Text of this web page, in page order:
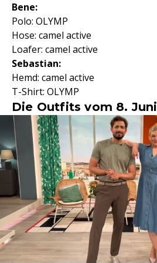
Bene:
Polo: OLYMP
Hose: camel active
Loafer: camel active
Sebastian:
Hemd: camel active
T-Shirt: OLYMP
Die Outfits vom 8. Juni